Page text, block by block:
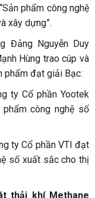
phẩm công nghệ
xây dựng”.
Đảng Nguyễn Duy
Hùng trao cúp và
phẩm đạt giải Bạc:
ty Cổ phần Yootek
công nghệ số
ty Cổ phần VTI đạt
số xuất sắc cho thị
thải khí Methane